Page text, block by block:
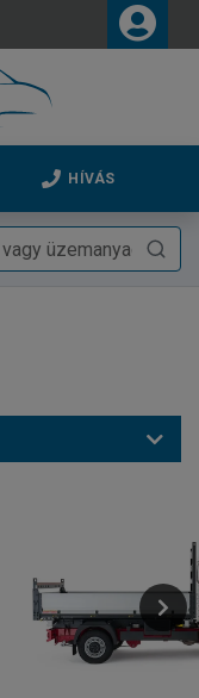
HÍVÁS